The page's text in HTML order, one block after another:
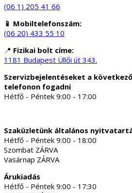
(06 1) 205 41 66
📱 Mobiltelefonszám:
(06 20) 433 55 10
📍 Fizikai bolt címe:
1181 Budapest Üllői út 343.
Szervizbejelentéseket a
telefonon fogadni
Hétfő - Péntek 9:00 - 17:00
Szaküzletünk általános
Hétfő - Péntek 9:00 - 18:00
Szombat ZÁRVA
Vasárnap ZÁRVA
Árukiadás
Hétfő - Péntek 9:00 - 17:30